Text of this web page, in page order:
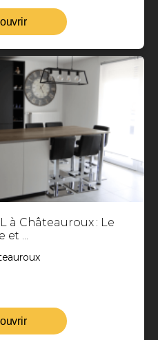
à Châteauroux : Le
et ...